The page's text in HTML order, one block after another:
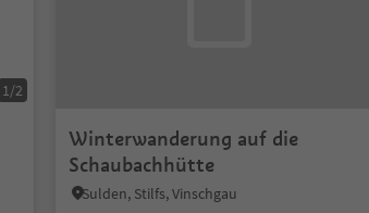
1/2
Winterwanderung auf die
Schaubachhütte
Sulden, Stilfs, Vinschgau